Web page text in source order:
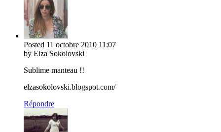
Posted 11 octobre 2010 11:07
by Elza Sokolovski
Sublime manteau !!
elzasokolovski.blogspot.com/
Répondre